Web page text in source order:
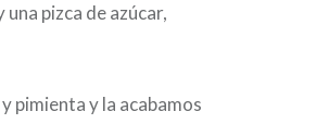
pizca de azúcar,
pimienta y la acabamos